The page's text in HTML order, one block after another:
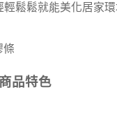
鬆鬆就能美化居家
條
品特色